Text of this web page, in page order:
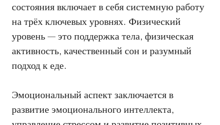
состояния включает в себя системную работу
на трёх ключевых уровнях. Физический
уровень — это поддержка тела, физическая
активность, качественный сон и разумный
подход к еде.
Эмоциональный аспект заключается в
развитие эмоционального интеллекта,